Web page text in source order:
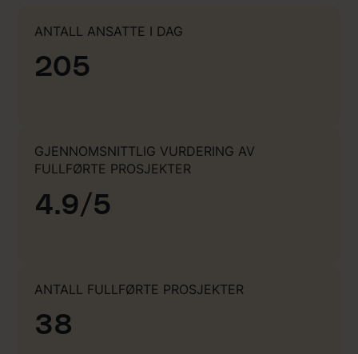
ANTALL ANSATTE I DAG
205
GJENNOMSNITTLIG VURDERING AV
FULLFØRTE PROSJEKTER
4.9/5
ANTALL FULLFØRTE PROSJEKTER
38